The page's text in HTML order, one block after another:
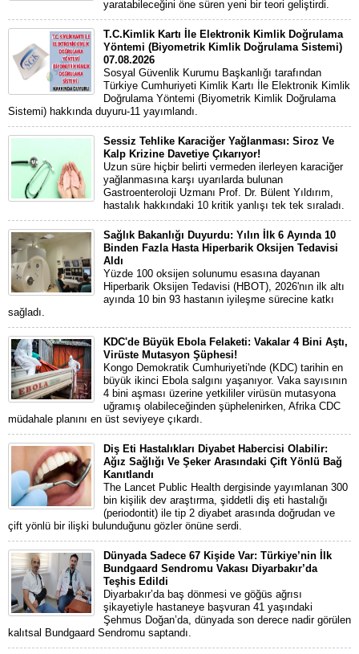
yaratabileceğini öne süren yeni bir teori geliştirdi.
T.C.Kimlik Kartı İle Elektronik Kimlik Doğrulama
Yöntemi (Biyometrik Kimlik Doğrulama Sistemi)
07.08.2026
Sosyal Güvenlik Kurumu Başkanlığı tarafından
Türkiye Cumhuriyeti Kimlik Kartı İle Elektronik Kimlik
Doğrulama Yöntemi (Biyometrik Kimlik Doğrulama
Sistemi) hakkında duyuru-11 yayımlandı.
Sessiz Tehlike Karaciğer Yağlanması: Siroz Ve
Kalp Krizine Davetiye Çıkarıyor!
Uzun süre hiçbir belirti vermeden ilerleyen karaciğer
yağlanmasına karşı uyarılarda bulunan
Gastroenteroloji Uzmanı Prof. Dr. Bülent Yıldırım,
hastalık hakkındaki 10 kritik yanlışı tek tek sıraladı.
Sağlık Bakanlığı Duyurdu: Yılın İlk 6 Ayında 10
Binden Fazla Hasta Hiperbarik Oksijen Tedavisi
Aldı
Yüzde 100 oksijen solunumu esasına dayanan
Hiperbarik Oksijen Tedavisi (HBOT), 2026'nın ilk altı
ayında 10 bin 93 hastanın iyileşme sürecine katkı
sağladı.
KDC'de Büyük Ebola Felaketi: Vakalar 4 Bini Aştı,
Virüste Mutasyon Şüphesi!
Kongo Demokratik Cumhuriyeti'nde (KDC) tarihin en
büyük ikinci Ebola salgını yaşanıyor. Vaka sayısının
4 bini aşması üzerine yetkililer virüsün mutasyona
uğramış olabileceğinden şüphelenirken, Afrika CDC
müdahale planını en üst seviyeye çıkardı.
Diş Eti Hastalıkları Diyabet Habercisi Olabilir:
Ağız Sağlığı Ve Şeker Arasındaki Çift Yönlü Bağ
Kanıtlandı
The Lancet Public Health dergisinde yayımlanan 300
bin kişilik dev araştırma, şiddetli diş eti hastalığı
(periodontit) ile tip 2 diyabet arasında doğrudan ve
çift yönlü bir ilişki bulunduğunu gözler önüne serdi.
Dünyada Sadece 67 Kişide Var: Türkiye’nin İlk
Bundgaard Sendromu Vakası Diyarbakır’da
Teşhis Edildi
Diyarbakır’da baş dönmesi ve göğüs ağrısı
şikayetiyle hastaneye başvuran 41 yaşındaki
Şehmus Doğan’da, dünyada son derece nadir görülen
kalıtsal Bundgaard Sendromu saptandı.